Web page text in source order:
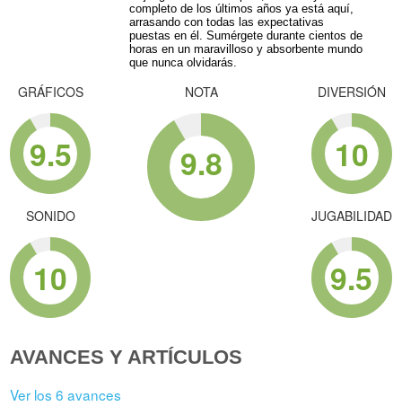
completo de los últimos años ya está aquí,
arrasando con todas las expectativas
puestas en él. Sumérgete durante cientos de
horas en un maravilloso y absorbente mundo
que nunca olvidarás.
GRÁFICOS
9.5
SONIDO
10
NOTA
9.8
DIVERSIÓN
10
JUGABILIDAD
9.5
AVANCES Y ARTÍCULOS
Ver los 6 avances